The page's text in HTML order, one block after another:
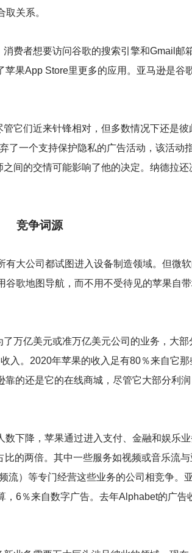
取关系。
费者想要访问谷歌的搜索引擎和Gmail邮
果App Store里更多的应用。亚马逊是谷
它们近来针锋相对，但多数情况下还是彼
了一个支持保护隐私的广告活动，该活动
间的交情可能影响了他的决定。纳德拉
竞争词源
大公司都试图进入设备制造领域。但微
歌地图导航，而不用不受待见的苹果自
万亿美元或准万亿美元公司的业务，大
入。2020年苹果的收入足有80％来自它
的还是它的在线商城，尽管它大部分利
下降，苹果通过进入支付、金融和娱乐
的两倍。其中一些服务如视频或音乐流
流）等专门经营这些业务的公司相竞争。
6％来自数字广告。去年Alphabet的广告